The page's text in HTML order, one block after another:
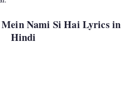
Mein Nami Si Hai Lyrics in
Hindi